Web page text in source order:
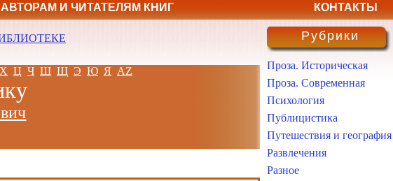
АВТОРАМ И ЧИТАТЕЛЯМ КНИГ КОНТАКТЫ
Х Ц Ч Ш Щ Э Ю Я AZ
Рубрики
Проза. Историческая
Проза. Современная
Психология
Публицистика
Путешествия и география
Развлечения
Разное